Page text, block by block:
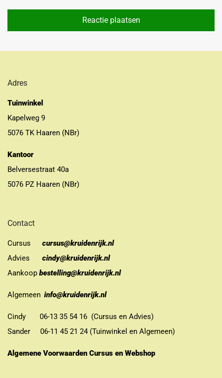
Adres
Tuinwinkel
Kapelweg 9
5076 TK Haaren (NBr)
Kantoor
Belversestraat 40a
5076 PZ Haaren (NBr)
Contact
Cursus
cursus@kruidenrijk.nl
Advies
cindy@kruidenrijk.nl
Aankoop bestelling@kruidenrijk.nl
Algemeen info@kruidenrijk.nl
Cindy 06-13 35 54 16 (Cursus en Advies)
Sander 06-11 45 21 24 (Tuinwinkel en Algemeen)
Algemene Voorwaarden Cursus en Webshop